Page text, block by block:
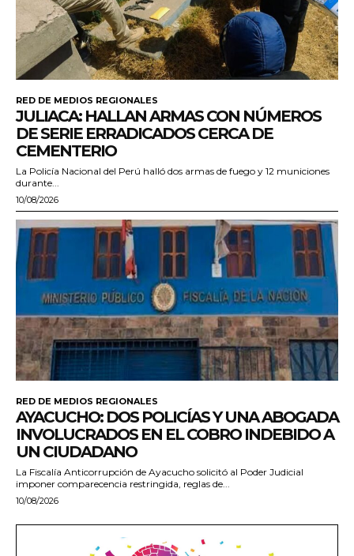
RED DE MEDIOS REGIONALES
JULIACA: HALLAN ARMAS CON NÚMEROS
DE SERIE ERRADICADOS CERCA DE
CEMENTERIO
La Policía Nacional del Perú halló dos armas de fuego y 12 municiones
durante...
10/08/2026
RED DE MEDIOS REGIONALES
AYACUCHO: DOS POLICÍAS Y UNA ABOGADA
INVOLUCRADOS EN EL COBRO INDEBIDO A
UN CIUDADANO
La Fiscalía Anticorrupción de Ayacucho solicitó al Poder Judicial
imponer comparecencia restringida, reglas de...
10/08/2026